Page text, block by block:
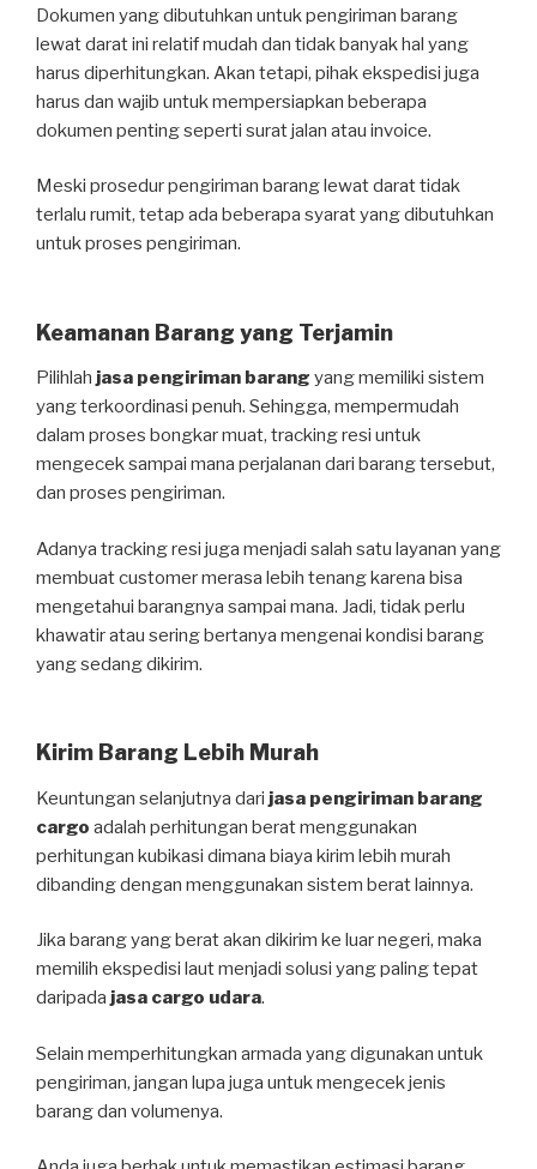
Dokumen yang dibutuhkan untuk pengiriman barang
lewat darat ini relatif mudah dan tidak banyak hal yang
harus diperhitungkan. Akan tetapi, pihak ekspedisi juga
harus dan wajib untuk mempersiapkan beberapa
dokumen penting seperti surat jalan atau invoice.
Meski prosedur pengiriman barang lewat darat tidak
terlalu rumit, tetap ada beberapa syarat yang dibutuhkan
untuk proses pengiriman.
Keamanan Barang yang Terjamin
Pilihlah jasa pengiriman barang yang memiliki sistem
yang terkoordinasi penuh. Sehingga, mempermudah
dalam proses bongkar muat, tracking resi untuk
mengecek sampai mana perjalanan dari barang tersebut,
dan proses pengiriman.
Adanya tracking resi juga menjadi salah satu layanan yang
membuat customer merasa lebih tenang karena bisa
mengetahui barangnya sampai mana. Jadi, tidak perlu
khawatir atau sering bertanya mengenai kondisi barang
yang sedang dikirim.
Kirim Barang Lebih Murah
Keuntungan selanjutnya dari jasa pengiriman barang
cargo adalah perhitungan berat menggunakan
perhitungan kubikasi dimana biaya kirim lebih murah
dibanding dengan menggunakan sistem berat lainnya.
Jika barang yang berat akan dikirim ke luar negeri, maka
memilih ekspedisi laut menjadi solusi yang paling tepat
daripada jasa cargo udara.
Selain memperhitungkan armada yang digunakan untuk
pengiriman, jangan lupa juga untuk mengecek jenis
barang dan volumenya.